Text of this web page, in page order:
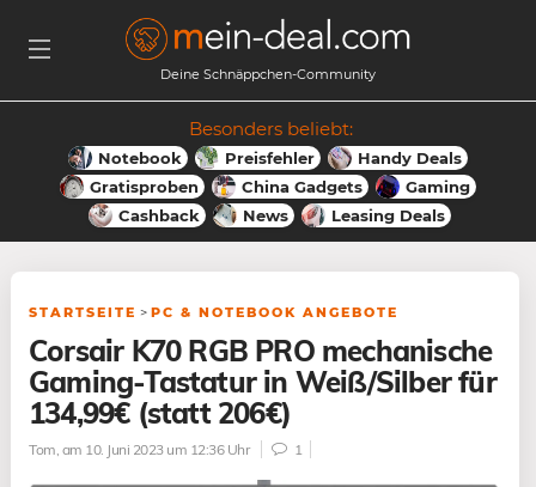
Deine Schnäppchen-Community
Besonders beliebt:
Notebook Preisfehler
Handy Deals
Gratisproben
China Gadgets
Gaming
Cashback
News Leasing Deals
STARTSEITE > PC & NOTEBOOK ANGEBOTE
Corsair K70 RGB PRO mechanische
Gaming-Tastatur in Weiß/Silber für
134,99€ (statt 206€)
Tom, am 10. Juni 2023 um 12:36 Uhr 1